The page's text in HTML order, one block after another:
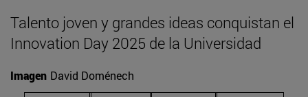
Talento joven y grandes ideas conquistan el
Innovation Day 2025 de la Universidad
Imagen David Doménech